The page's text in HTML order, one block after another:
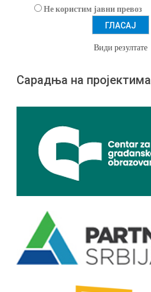
Не користим јавни превоз
Види резултате
Сарадња на пројектима